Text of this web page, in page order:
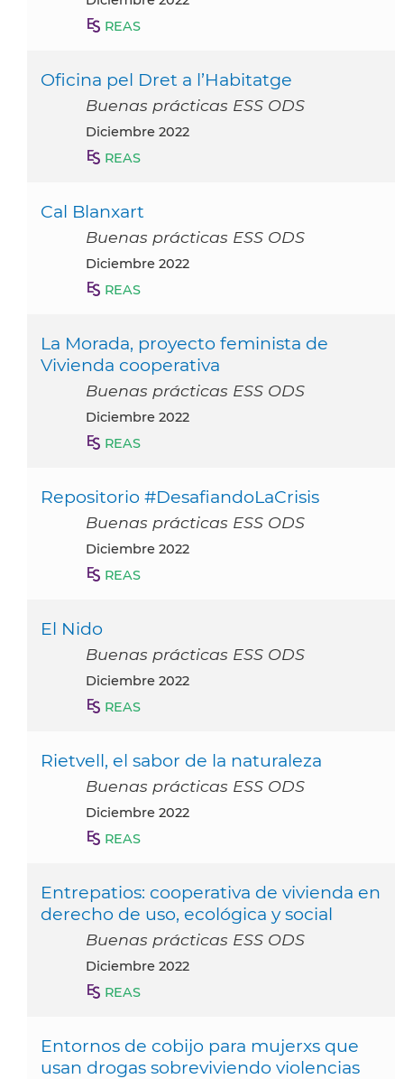
REAS
Oficina pel Dret a l’Habitatge
Buenas prácticas ESS ODS
diciembre 2022
REAS
Cal Blanxart
Buenas prácticas ESS ODS
diciembre 2022
REAS
La Morada, proyecto feminista de
Vivienda cooperativa
Buenas prácticas ESS ODS
diciembre 2022
REAS
Repositorio #DesafiandoLaCrisis
Buenas prácticas ESS ODS
diciembre 2022
REAS
El Nido
Buenas prácticas ESS ODS
diciembre 2022
REAS
Rietvell, el sabor de la naturaleza
Buenas prácticas ESS ODS
diciembre 2022
REAS
Entrepatios: cooperativa de vivienda en
derecho de uso, ecológica y social
Buenas prácticas ESS ODS
diciembre 2022
REAS
Entornos de cobijo para mujerxs que
usan drogas sobreviviendo violencias